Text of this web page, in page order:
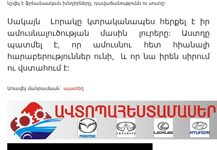
նշվել է ֆրնանսական խնդիրները, դավաճանությունն ու սուտը:
Սակայն Լորակը կտրականապես հերքել է իր
ամուսնալուծության մասին լուրերը: Աստղը
պատմել է, որ ամուսնու հետ հիանալի
հարաբերություններ ունի, և որ նա իրեն սիրում
ու վստահում է:
Առավել մանրամասն` այստեղ